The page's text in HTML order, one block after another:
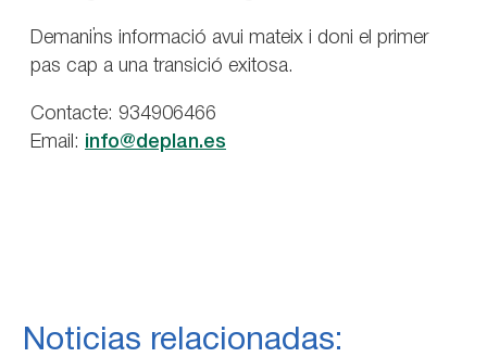
Demani’ns informació avui mateix i doni el primer
pas cap a una transició exitosa.
Contacte: 934906466
Email: info@deplan.es
Noticias relacionadas: